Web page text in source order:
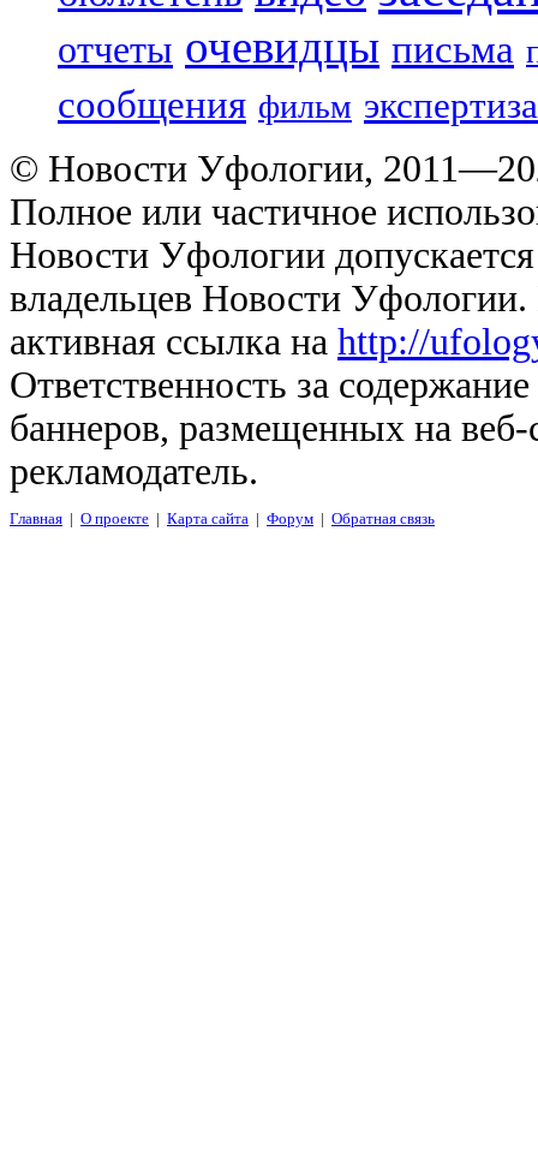
отчеты очевидцы письма
сообщения фильм экспертиза
© Новости Уфологии,
Полное или частичное
Новости Уфологии
владельцев Новости
активная ссылка на http://
Ответственность за
баннеров, размещенных на
рекламодатель.
Главная | О проекте | Карта сайта | Форум | Обратная связь